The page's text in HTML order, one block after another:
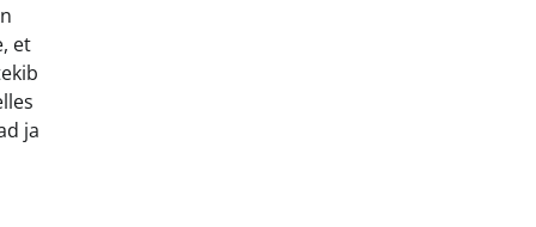
et
ja